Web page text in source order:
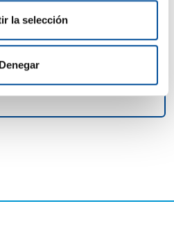
la selección
Denegar